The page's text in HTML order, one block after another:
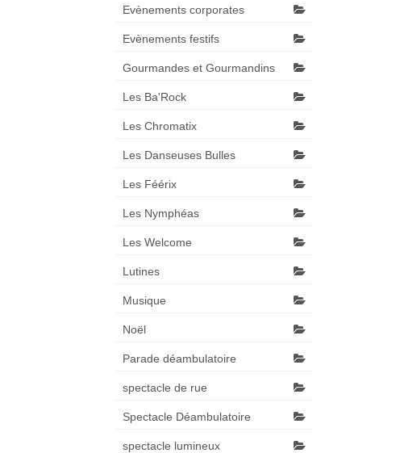
Evènements corporates
Evènements festifs
Gourmandes et Gourmandins
Les Ba'Rock
Les Chromatix
Les Danseuses Bulles
Les Féérix
Les Nymphéas
Les Welcome
Lutines
Musique
Noël
Parade déambulatoire
spectacle de rue
Spectacle Déambulatoire
spectacle lumineux